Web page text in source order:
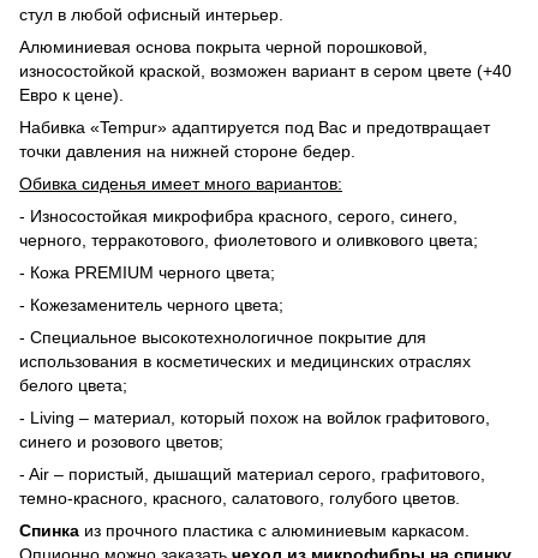
стул в любой офисный интерьер.
Алюминиевая основа покрыта черной порошковой,
износостойкой краской, возможен вариант в сером цвете (+40
Евро к цене).
Набивка «Tempur» адаптируется под Вас и предотвращает
точки давления на нижней стороне бедер.
Обивка сиденья имеет много вариантов:
- Износостойкая микрофибра красного, серого, синего,
черного, терракотового, фиолетового и оливкового цвета;
- Кожа PREMIUM черного цвета;
- Кожезаменитель черного цвета;
- Специальное высокотехнологичное покрытие для
использования в косметических и медицинских отраслях
белого цвета;
- Living – материал, который похож на войлок графитового,
синего и розового цветов;
- Air – пористый, дышащий материал серого, графитового,
темно-красного, красного, салатового, голубого цветов.
Спинка из прочного пластика с алюминиевым каркасом.